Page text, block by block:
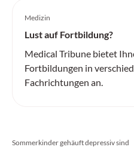
Medizin
Lust auf Fortbildung?
Medical Tribune bietet
Fortbildungen in
Fachrichtungen an.
Sommerkinder gehäuft depressiv sind